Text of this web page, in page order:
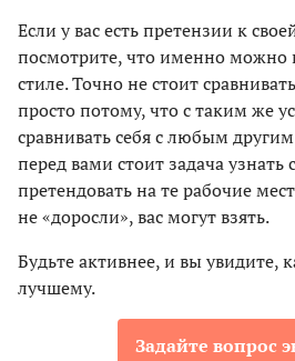
Если у вас есть претензии к
посмотрите, что именно можно
стиле. Точно не стоит
просто потому, что с таким же
сравнивать себя с любым
перед вами стоит задача узнать
претендовать на те рабочие
не «доросли», вас могут взять.
Будьте активнее, и вы увидите,
лучшему.
Задайте вопрос